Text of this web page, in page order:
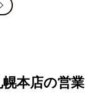
幌本店の営業